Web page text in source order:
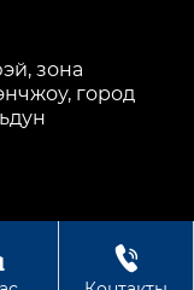
зона
город
Тяжелой
